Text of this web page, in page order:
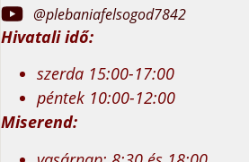
@plebaniafelsogod7842
Hivatali idő:
szerda 15:00-17:00
péntek 10:00-12:00
Miserend: